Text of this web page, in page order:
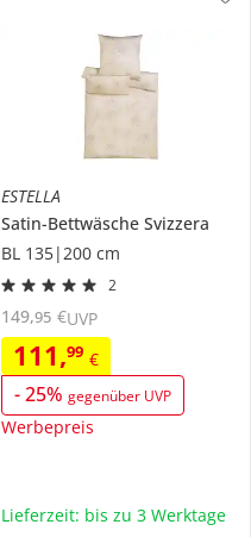
ESTELLA
Satin-Bettwäsche Svizzera
BL 135|200 cm
2
111,99 €
-25% gegenüber UVP
Werbepreis
149,95 €UVP
Lieferzeit: bis zu 3 Werktage